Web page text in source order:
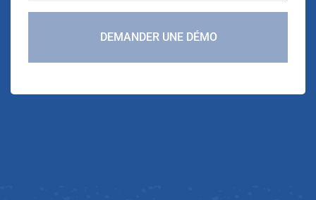
DEMANDER UNE DÉMO